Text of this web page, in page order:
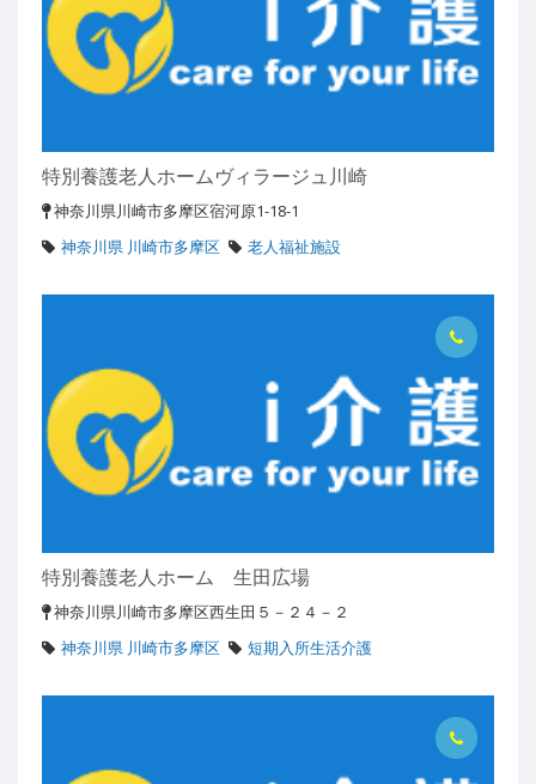
特別養護老人ホームヴィラージュ川崎
神奈川県川崎市多摩区宿河原1-18-1
神奈川県 川崎市多摩区
老人福祉施設
特別養護老人ホーム 生田広場
神奈川県川崎市多摩区西生田５－２４－２
神奈川県 川崎市多摩区
短期入所生活介護